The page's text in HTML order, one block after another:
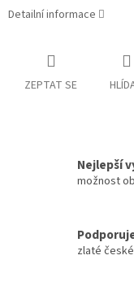
Detailní informace
ZEPTAT SE
Nejlepší
možnost
zlaté